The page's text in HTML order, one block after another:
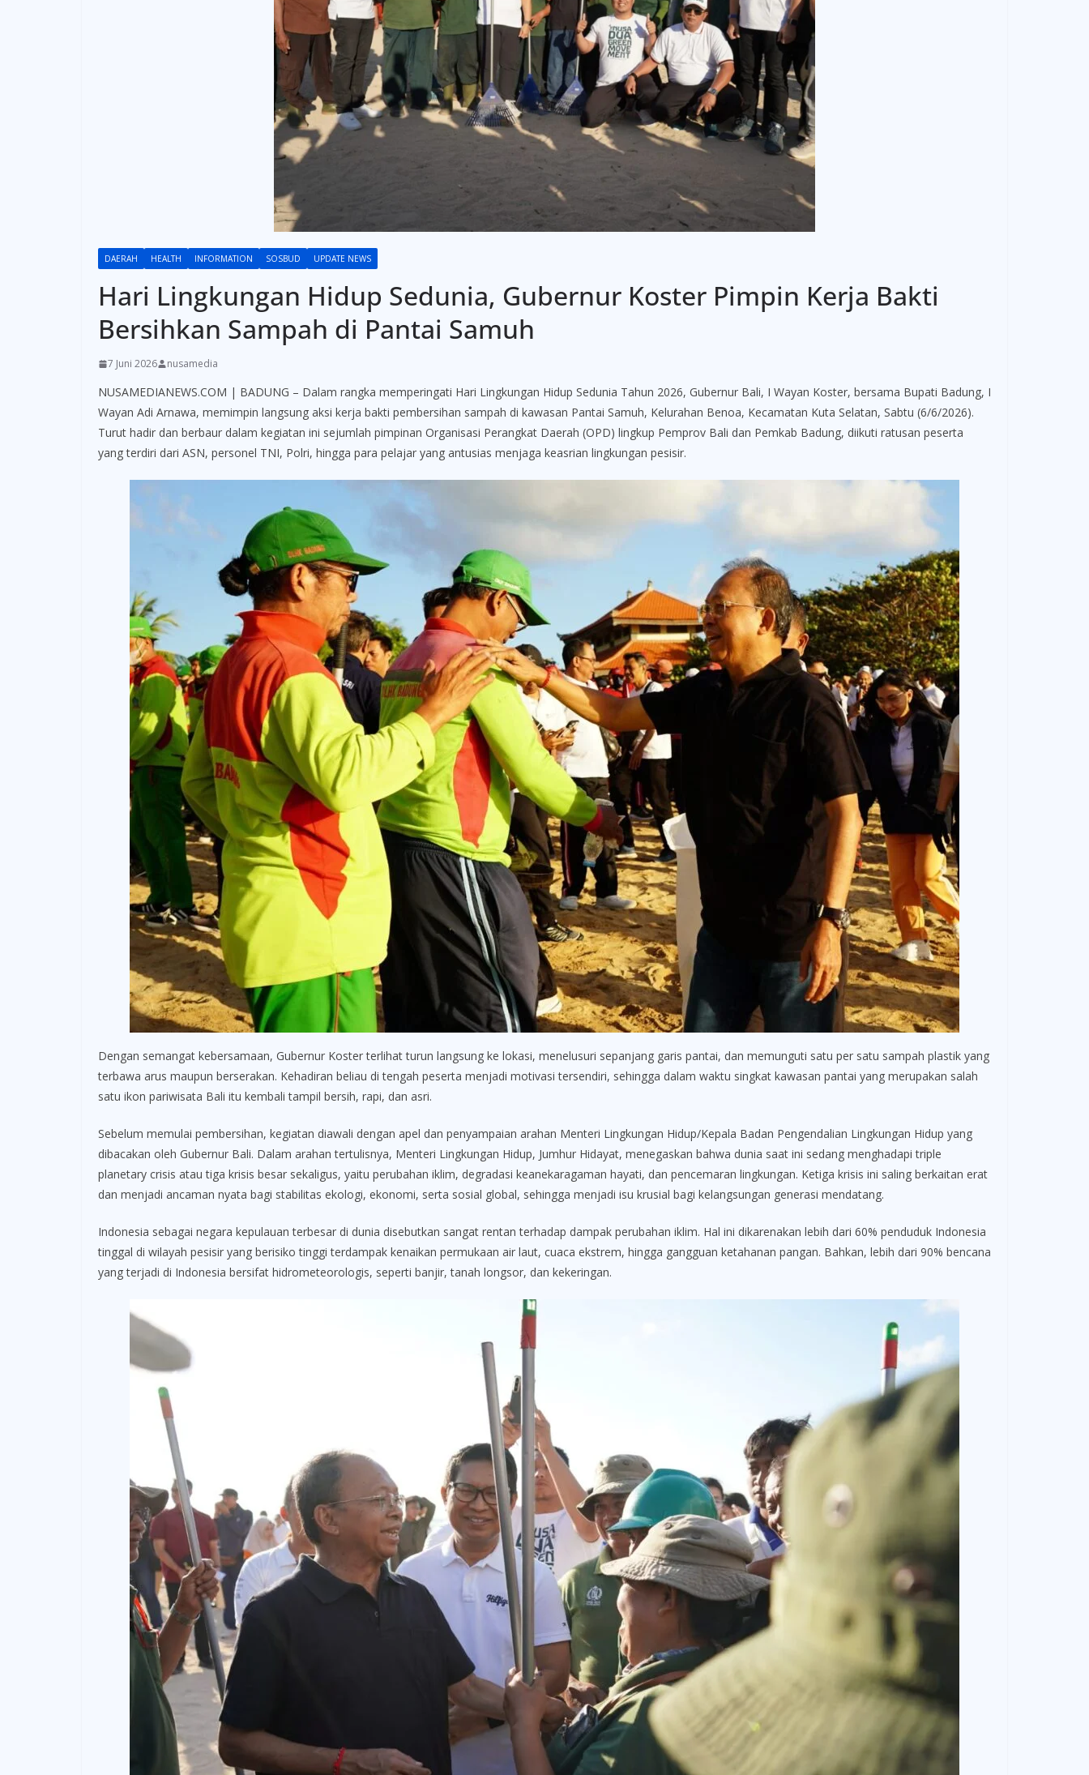
DAERAH HEALTH INFORMATION SOSBUD UPDATE NEWS
Hari Lingkungan Hidup Sedunia, Gubernur Koster Pimpin Kerja Bakti
Bersihkan Sampah di Pantai Samuh
7 Juni 2026 nusamedia
NUSAMEDIANEWS.COM | BADUNG – Dalam rangka memperingati Hari Lingkungan Hidup Sedunia Tahun 2026, Gubernur Bali, I Wayan Koster, bersama Bupati Badung, I
Wayan Adi Arnawa, memimpin langsung aksi kerja bakti pembersihan sampah di kawasan Pantai Samuh, Kelurahan Benoa, Kecamatan Kuta Selatan, Sabtu (6/6/2026).
Turut hadir dan berbaur dalam kegiatan ini sejumlah pimpinan Organisasi Perangkat Daerah (OPD) lingkup Pemprov Bali dan Pemkab Badung, diikuti ratusan peserta
yang terdiri dari ASN, personel TNI, Polri, hingga para pelajar yang antusias menjaga keasrian lingkungan pesisir.
Dengan semangat kebersamaan, Gubernur Koster terlihat turun langsung ke lokasi, menelusuri sepanjang garis pantai, dan memunguti satu per satu sampah plastik yang
terbawa arus maupun berserakan. Kehadiran beliau di tengah peserta menjadi motivasi tersendiri, sehingga dalam waktu singkat kawasan pantai yang merupakan salah
satu ikon pariwisata Bali itu kembali tampil bersih, rapi, dan asri.
Sebelum memulai pembersihan, kegiatan diawali dengan apel dan penyampaian arahan Menteri Lingkungan Hidup/Kepala Badan Pengendalian Lingkungan Hidup yang
dibacakan oleh Gubernur Bali. Dalam arahan tertulisnya, Menteri Lingkungan Hidup, Jumhur Hidayat, menegaskan bahwa dunia saat ini sedang menghadapi triple
planetary crisis atau tiga krisis besar sekaligus, yaitu perubahan iklim, degradasi keanekaragaman hayati, dan pencemaran lingkungan. Ketiga krisis ini saling berkaitan erat
dan menjadi ancaman nyata bagi stabilitas ekologi, ekonomi, serta sosial global, sehingga menjadi isu krusial bagi kelangsungan generasi mendatang.
Indonesia sebagai negara kepulauan terbesar di dunia disebutkan sangat rentan terhadap dampak perubahan iklim. Hal ini dikarenakan lebih dari 60% penduduk Indonesia
tinggal di wilayah pesisir yang berisiko tinggi terdampak kenaikan permukaan air laut, cuaca ekstrem, hingga gangguan ketahanan pangan. Bahkan, lebih dari 90% bencana
yang terjadi di Indonesia bersifat hidrometeorologis, seperti banjir, tanah longsor, dan kekeringan.